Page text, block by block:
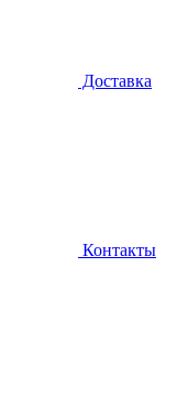
Доставка
Контакты